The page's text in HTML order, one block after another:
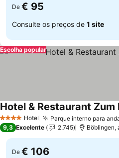
De € 95
Consulte os preços de 1 site
Escolha popular
4 EstrelasHotel Parque interno para
Hotel & Restaurant Zum
9,3 Excelente 2.745 Böblingen,
De € 106